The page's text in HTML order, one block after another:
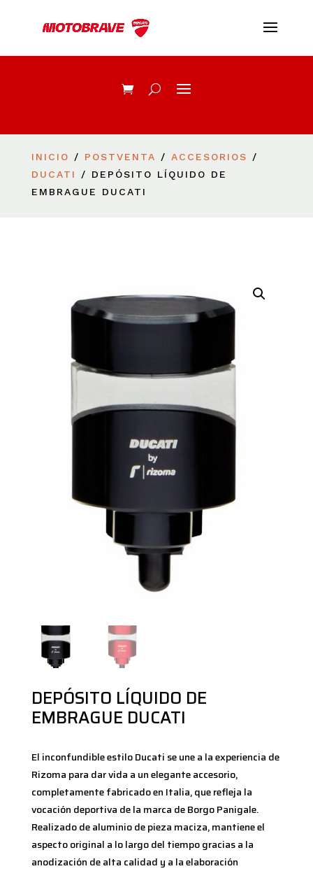
INICIO / POSTVENTA / ACCESORIOS
/
DUCATI
/ DEPÓSITO LÍQUIDO DE
EMBRAGUE DUCATI
DEPÓSITO LÍQUIDO DE
EMBRAGUE DUCATI
El inconfundible estilo Ducati se une a la experiencia de
Rizoma para dar vida a un elegante accesorio,
completamente fabricado en Italia, que refleja la
vocación deportiva de la marca de Borgo Panigale.
Realizado de aluminio de pieza maciza, mantiene el
aspecto original a lo largo del tiempo gracias a la
anodización de alta calidad y a la elaboración